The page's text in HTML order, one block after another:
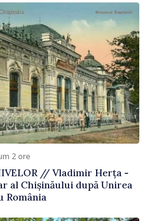
2 ore
// Vladimir Herța -
al Chișinăului după Unirea
România